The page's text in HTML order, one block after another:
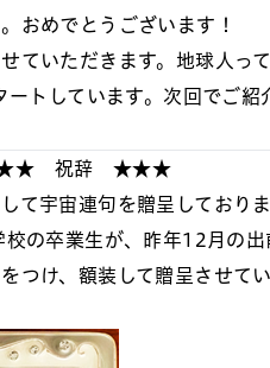
おめでとうございます！
ていただきます。地球人っ
トしています。次回でご紹
祝辞 ★★★
て宇宙連句を贈呈しておりま
の卒業生が、昨年12月の出
つけ、額装して贈呈させて